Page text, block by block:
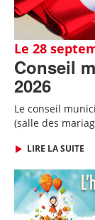
Le 28
Conseil
2026
Le conseil
(salle des
LIRE LA SUITE